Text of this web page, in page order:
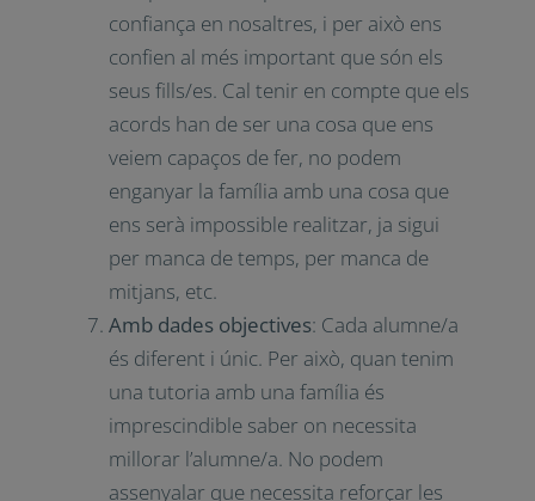
seus fills/es als seus pares. En aquest
punt cal desenvolupar l’empatia i, per
tant, és crucial posar-se al lloc de
l’altre.
Complir acords: Quan pactem alguna
cosa amb les famílies és bo poder
complir-ho. Elles posen la seva
confiança en nosaltres, i per això ens
confien al més important que són els
seus fills/es. Cal tenir en compte que
els acords han de ser una cosa que
ens veiem capaços de fer, no podem
enganyar la família amb una cosa que
ens serà impossible realitzar, ja sigui
¿Quieres recibir nuestro newsletter?